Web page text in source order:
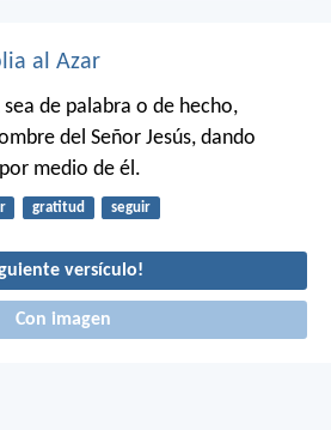
al Azar
de palabra o de hecho,
del Señor Jesús, dando
medio de él.
gratitud seguir
versículo!
Con imagen